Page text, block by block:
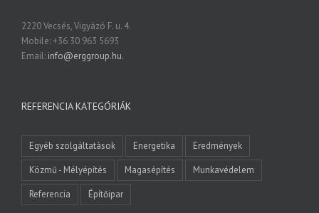
2220 Vecsés, Vigyázó F. u. 4.
Mobile: +36 30 963 5693
Email: info@erggroup.hu.
REFERENCIA KATEGÓRIÁK
Egyéb szolgáltatások Energetika
Eredmények
Közmű - Mélyépítés
Magasépítés
Munkavédelem
Referencia
Építőipar